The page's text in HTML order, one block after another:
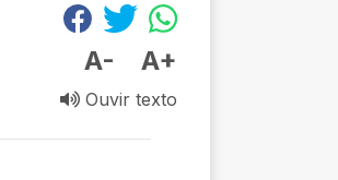
A- A+
Ouvir texto